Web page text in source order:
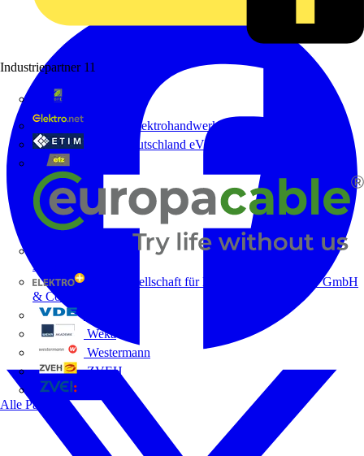
Industriepartner 11
de - das Elektrohandwerk
ETIM Deutschland eV
Europacable
GED Gesellschaft für Energiedienstleistung - GmbH
& Co. KG
Weka
Westermann
ZVEH
Alle Partner